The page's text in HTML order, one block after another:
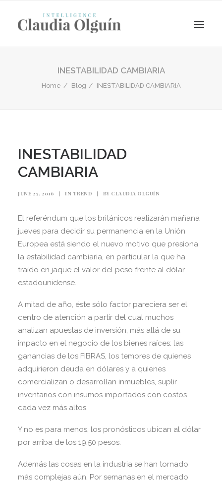
Search
INESTABILIDAD CAMBIARIA
Home Blog INESTABILIDAD CAMBIARIA
INESTABILIDAD
CAMBIARIA
JUNE 27, 2016 | IN TREND | BY CLAUDIA OLGUÍN
El referéndum que los británicos realizarán mañana
jueves para decidir su permanencia en la Unión
Europea está siendo el nuevo motivo que presiona
la estabilidad cambiaria, en particular la que ha
traído en jaque el valor del peso frente al dólar
estadounidense.
A mitad de año, éste sólo factor pareciera ser el
centro de atención a partir del cual muchos
analizan apuestas de inversión, más allá de su
impacto en el negocio de los bienes raíces: las
ganancias de los FIBRAS, los temores de quienes
adquirieron deuda en dólares y a quienes
comercializan o desarrollan inmuebles, suplir
inventarios con insumos importados con costos
cada vez más altos.
Y no es para menos, los pronósticos ubican al dólar
por arriba de los 19.50 pesos.
Además las cosas en la industria se han tornado
más complejas aún. Por semanas en el mercado